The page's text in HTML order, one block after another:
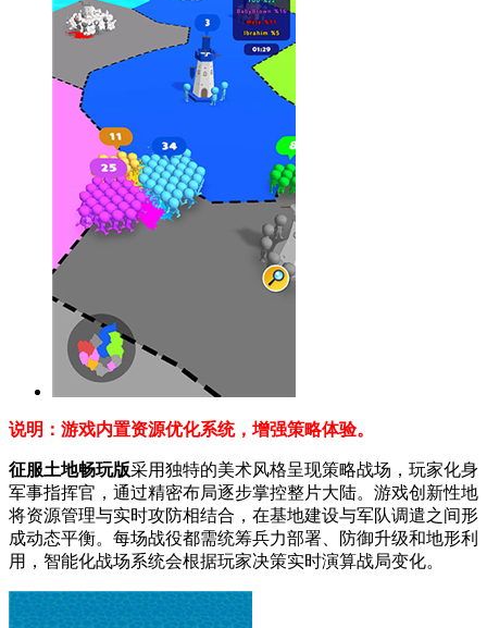
说明：游戏内置资源优化系统，增强策略体验。
征服土地畅玩版采用独特的美术风格呈现策略战场，玩家化身
军事指挥官，通过精密布局逐步掌控整片大陆。游戏创新性地
将资源管理与实时攻防相结合，在基地建设与军队调遣之间形
成动态平衡。每场战役都需统筹兵力部署、防御升级和地形利
用，智能化战场系统会根据玩家决策实时演算战局变化。